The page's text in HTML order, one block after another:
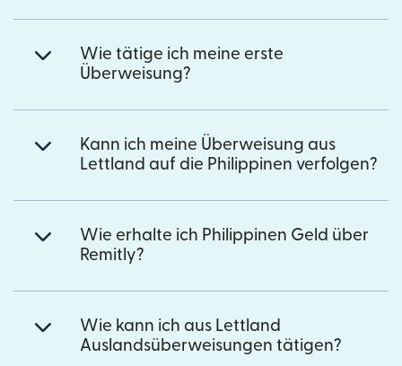
Wie tätige ich meine erste
Überweisung?
Kann ich meine Überweisung aus
Lettland auf die Philippinen verfolgen?
Wie erhalte ich Philippinen Geld über
Remitly?
Wie kann ich aus Lettland
Auslandsüberweisungen tätigen?